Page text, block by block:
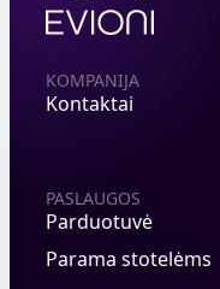
KOMPANIJA
Kontaktai
PASLAUGOS
Parduotuvė
Parama stotelėms